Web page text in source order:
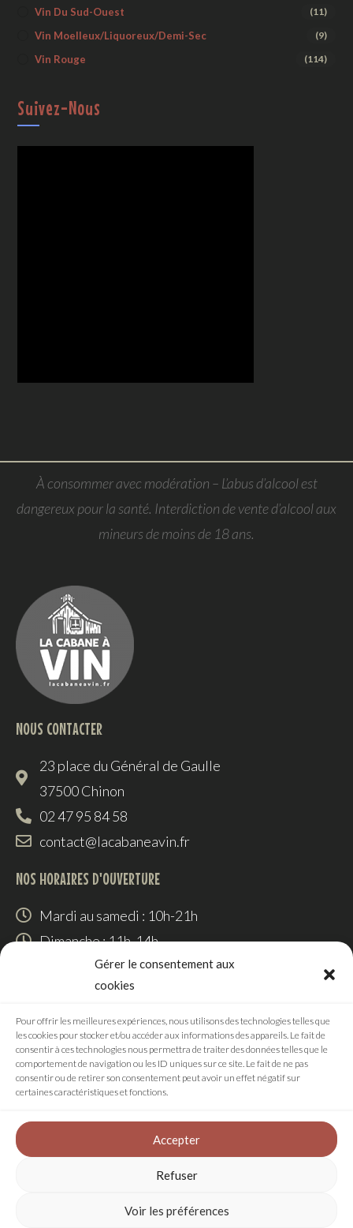
Gérer le consentement aux
cookies
Pour offrir les meilleures expériences, nous utilisons des technologies telles que
les cookies pour stocker et/ou accéder aux informations des appareils. Le fait de
consentir à ces technologies nous permettra de traiter des données telles que le
comportement de navigation ou les ID uniques sur ce site. Le fait de ne pas
consentir ou de retirer son consentement peut avoir un effet négatif sur
certaines caractéristiques et fonctions.
Accepter
Refuser
Voir les préférences
Vin Du Sud-Ouest (11)
Vin Moelleux/liquoreux/demi-Sec (9)
Vin Rouge (114)
Suivez-Nous
À consommer avec modération – L’abus d’alcool est
dangereux pour la santé. Interdiction de vente d’alcool aux
mineurs de moins de 18 ans.
NOUS CONTACTER
23 place du Général de Gaulle
37500 Chinon
02 47 95 84 58
contact@lacabaneavin.fr
NOS HORAIRES D'OUVERTURE
Mardi au samedi : 10h-21h
Dimanche : 11h-14h
RÉALISATION
Agence digitale
Politique de confidentialité